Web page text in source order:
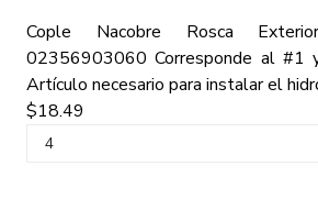
Cople Nacobre Rosca
02356903060 Corresponde al #1
Artículo necesario para instalar el
$18.49